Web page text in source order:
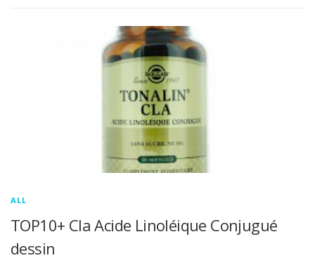
ALL
TOP10+ Cla Acide Linoléique Conjugué
dessin